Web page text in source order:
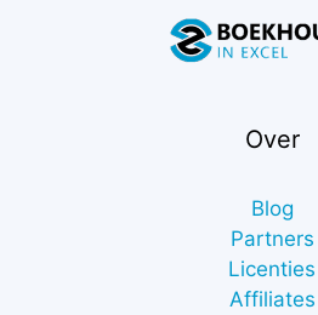
Over
Blog
Partners
Licenties
Affiliates